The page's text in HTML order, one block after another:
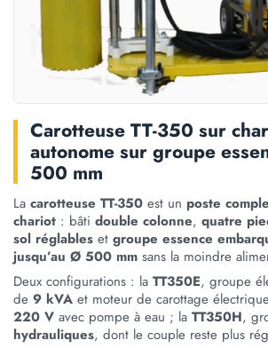
Carotteuse TT-350 sur
autonome sur groupe
500 mm
La carotteuse TT-350 est un poste
chariot : bâti double colonne, quatre
sol réglables et groupe essence
jusqu’au Ø 500 mm sans la moindre
Deux configurations : la TT350E, groupe
de 9 kVA et moteur de carottage
220 V avec pompe à eau ; la TT350H,
hydrauliques, dont le couple reste plus